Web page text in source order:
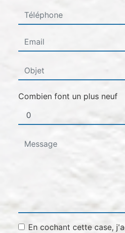
Combien font un plus neuf
En cochant cette case,